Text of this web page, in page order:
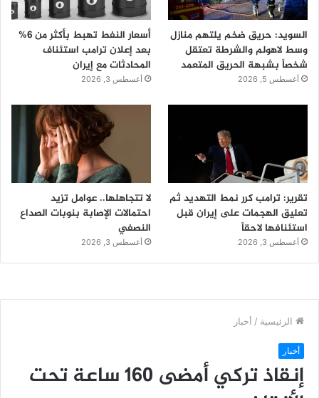
السويد: حريق ضخم يلتهم منازل
وسط لاهولم والشرطة تعتقل
شخصاً بشبهة الحريق المتعمد
أغسطس 5, 2026
أسعار النفط تهبط بأكثر من 6%
بعد إعلان ترامب استئناف
المحادثات مع إيران
أغسطس 3, 2026
تقرير: ترامب كرر نمط التهديد ثم
تعليق الهجمات على إيران قبل
استئنافها لاحقاً
أغسطس 3, 2026
لا تتجاهلها.. عوامل تزيد
احتمالات الإصابة بنوبات الصداع
النصفي
أغسطس 3, 2026